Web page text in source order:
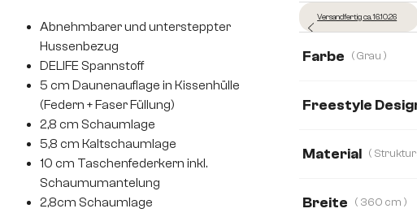
Versandfertig ca. 16.10.26
Farbe ( Grau )
Freestyle
Material
Breite ( 360 cm )
Abnehmbarer und untersteppter
Hussenbezug
DELIFE Spannstoff
5 cm Daunenauflage in Kissenhülle
(Federn + Faser Füllung)
2,8 cm Schaumlage
5,8 cm Kaltschaumlage
10 cm Taschenfederkern inkl.
Schaumumantelung
2,8cm Schaumlage